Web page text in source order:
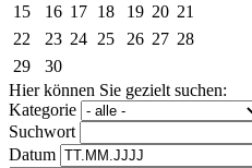
15
16 17 18 19 20 21
22
23 24 25 26 27 28
29
30
Hier können Sie gezielt suchen:
Kategorie
Suchwort
Datum